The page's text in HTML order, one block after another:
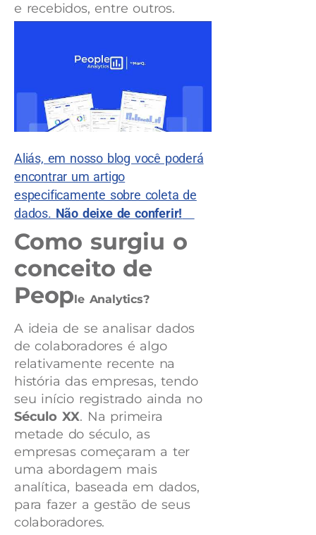
e recebidos, entre outros.
Aliás, em nosso blog você poderá
encontrar um artigo
especificamente sobre coleta de
dados. Não deixe de conferir!
Como surgiu o
conceito de
Peop le Analytics?
A ideia de se analisar dados
de colaboradores é algo
relativamente recente na
história das empresas, tendo
seu início registrado ainda no
Século XX. Na primeira
metade do século, as
empresas começaram a ter
uma abordagem mais
analítica, baseada em dados,
para fazer a gestão de seus
colaboradores.